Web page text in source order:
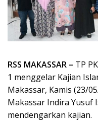
RSS MAKASSAR – TP
1 menggelar Kajian
Makassar, Kamis (23/
Makassar Indira Yusuf
mendengarkan kajian.